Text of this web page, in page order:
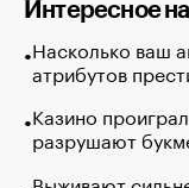
Интересное
Насколько ваш
атрибутов
Казино
разрушают